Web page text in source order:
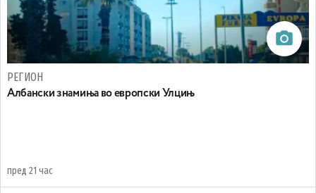
РЕГИОН
Aлбански знамиња во европски Улцињ
пред 21 час